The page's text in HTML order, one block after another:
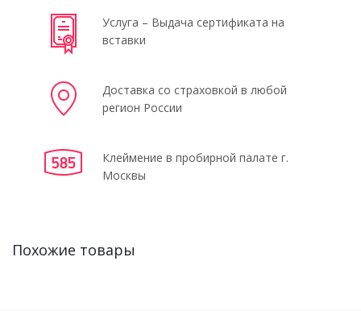
Услуга – Выдача сертификата на
вставки
Доставка со страховкой в любой
регион России
Клеймение в пробирной палате г.
Москвы
Похожие товары